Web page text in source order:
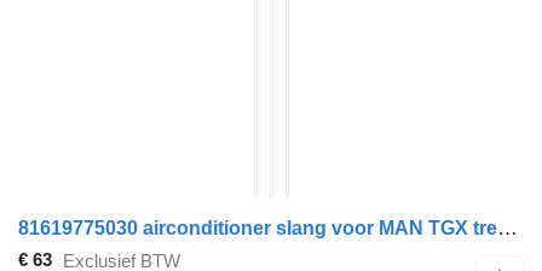
81619775030 airconditioner slang voor MAN TGX trekker
€ 63 Exclusief BTW